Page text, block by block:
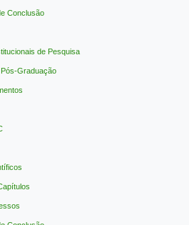
Conclusão
de Pesquisa
Graduação